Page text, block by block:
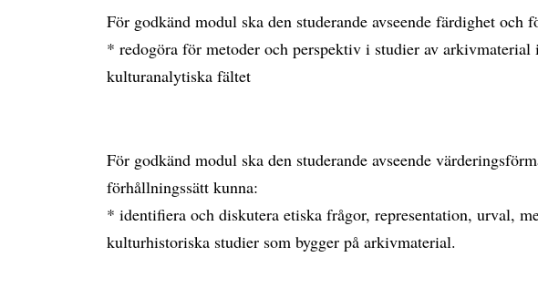
För godkänd modul ska den studerande avseende färdighet och
* redogöra för metoder och perspektiv i studier av arkivmaterial
kulturanalytiska fältet
För godkänd modul ska den studerande avseende
förhållningssätt kunna:
* identifiera och diskutera etiska frågor, representation, urval,
kulturhistoriska studier som bygger på arkivmaterial.